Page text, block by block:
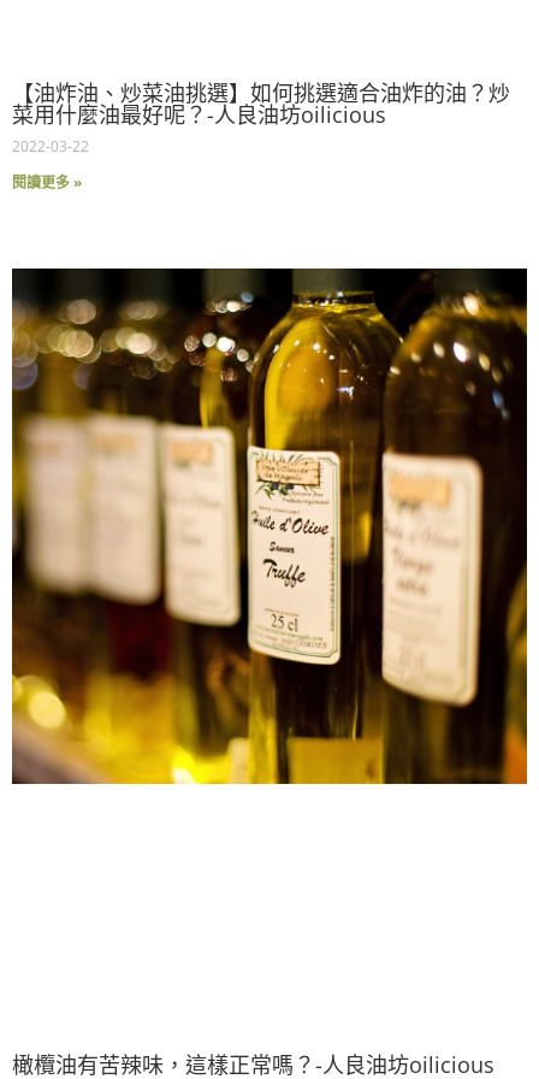
【油炸油、炒菜油挑選】如何挑選適合油炸的油？炒
菜用什麼油最好呢？-人良油坊oilicious
2022-03-22
閱讀更多 »
橄欖油有苦辣味，這樣正常嗎？-人良油坊oilicious